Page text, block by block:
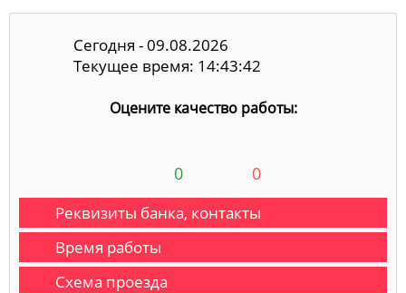
Сегодня - 09.08.2026
Текущее время: 14:43:42
Оцените качество работы:
0 0
Реквизиты банка, контакты
Время работы
Схема проезда